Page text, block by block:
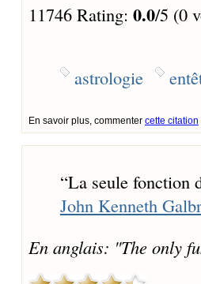
11746 Rating: 0.0/5 (0
astrologie
En savoir plus, commenter cette citation
“La seule fonction
John Kenneth
En anglais: "The only